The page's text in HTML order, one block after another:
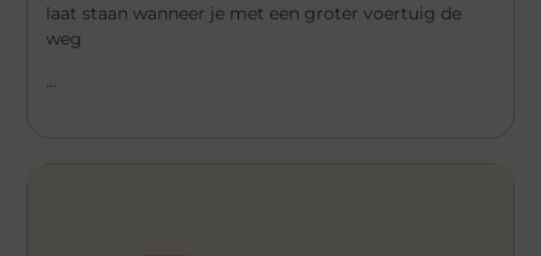
laat staan wanneer je met een groter voertuig de
weg
...